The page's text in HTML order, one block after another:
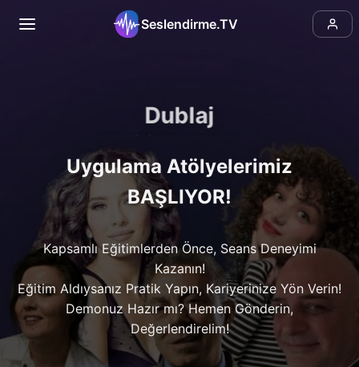
Seslendirme.TV
Dublaj
Uygulama Atölyelerimiz
BAŞLIYOR!
Kapsamlı Eğitimlerden Önce, Seans Deneyimi
Kazanın!
Eğitim Aldıysanız Pratik Yapın, Kariyerinize Yön Verin!
Demonuz Hazır mı? Hemen Gönderin,
Değerlendirelim!